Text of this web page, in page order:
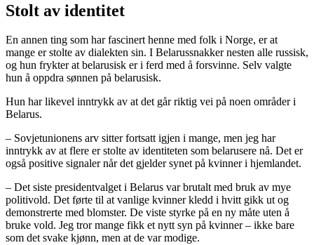
Stolt av identitet
En annen ting som har fascinert henne med folk i Norge, er at
mange er stolte av dialekten sin. I Belarussnakker nesten alle russisk,
og hun frykter at belarusisk er i ferd med å forsvinne. Selv valgte
hun å oppdra sønnen på belarusisk.
Hun har likevel inntrykk av at det går riktig vei på noen områder i
Belarus.
– Sovjetunionens arv sitter fortsatt igjen i mange, men jeg har
inntrykk av at flere er stolte av identiteten som belarusere nå. Det er
også positive signaler når det gjelder synet på kvinner i hjemlandet.
– Det siste presidentvalget i Belarus var brutalt med bruk av mye
politivold. Det førte til at vanlige kvinner kledd i hvitt gikk ut og
demonstrerte med blomster. De viste styrke på en ny måte uten å
bruke vold. Jeg tror mange fikk et nytt syn på kvinner – ikke bare
som det svake kjønn, men at de var modige.